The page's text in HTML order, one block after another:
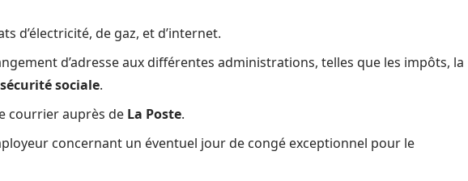
d’électricité, de gaz, et d’internet.
d’adresse aux différentes administrations, telles que les impôts, la
sociale.
courrier auprès de La Poste.
concernant un éventuel jour de congé exceptionnel pour le